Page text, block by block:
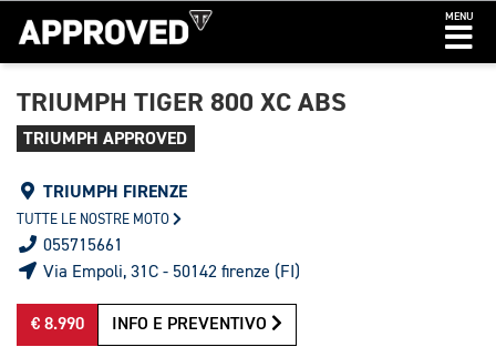
MENU
TRIUMPH TIGER 800 XC ABS
TRIUMPH APPROVED
TRIUMPH FIRENZE
TUTTE LE NOSTRE MOTO
055715661
Via Empoli, 31C - 50142 firenze (FI)
€ 8.990 INFO E PREVENTIVO